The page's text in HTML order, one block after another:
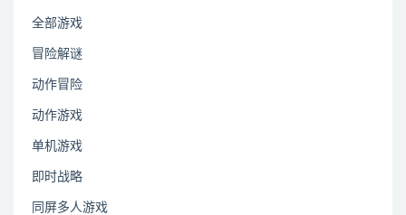
全部游戏
冒险解谜
动作冒险
动作游戏
单机游戏
即时战略
同屏多人游戏